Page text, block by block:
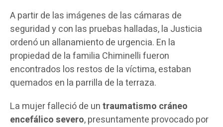
A partir de las imágenes de las cámaras de
seguridad y con las pruebas halladas, la Justicia
ordenó un allanamiento de urgencia. En la
propiedad de la familia Chiminelli fueron
encontrados los restos de la víctima, estaban
quemados en la parrilla de la terraza.
La mujer falleció de untraumatismo cráneo
encefálico severo, presuntamente provocado por